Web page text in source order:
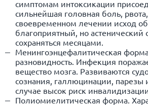
симптомам интоксикации
сильнейшая головная боль,
своевременном лечении исход
благоприятный, но
сохраняться месяцами.
Менингоэнцефалитическая
разновидность. Инфекция
вещество мозга. Развиваются
сознания, галлюцинации, парезы
случае высок риск
Полиомиелитическая форма.